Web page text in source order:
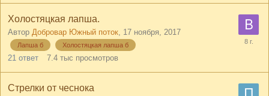
Холостяцкая лапша.
Автор Добровар Южный поток, 17 ноября, 2017
Лапша б Холостяцкая лапша б
21 ответ 7.4 тыс просмотров
Стрелки от чеснока